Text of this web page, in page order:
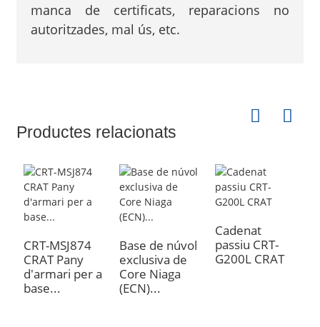
manca de certificats, reparacions no
autoritzades, mal ús, etc.
Productes relacionats
CRT-MSJ874
CRAT Pany
d'armari per a
base...
Base de núvol
exclusiva de
Core Niaga
(ECN)...
Cadenat
passiu CRT-
G200L CRAT